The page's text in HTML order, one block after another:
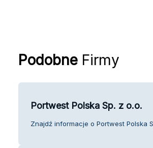
PodobneFirmy
Portwest Polska Sp. z o.o.
Znajdź informacje o Portwest Polska